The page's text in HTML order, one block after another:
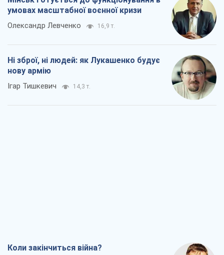
умовах масштабної воєнної кризи
Олександр Левченко 16,9 т.
Ні зброї, ні людей: як Лукашенко будує
нову армію
Ігар Тишкевич 14,3 т.
Коли закінчиться війна?